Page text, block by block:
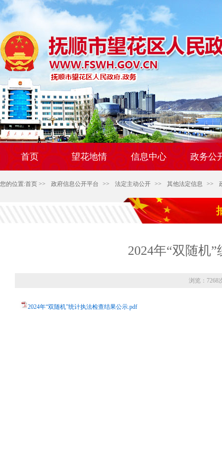
首页 望花地情 信息中心 政务公
您的位置:首页 >> 政府信息公开平台 >> 法定主动公开 >> 其他法定信息 >>
2024年“双随机
浏览：7268
2024年“双随机”统计执法检查结果公示.pdf